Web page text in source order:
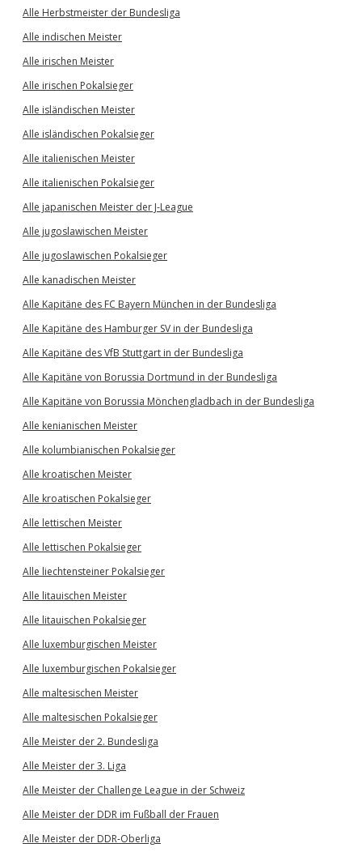
Alle Herbstmeister der Bundesliga
Alle indischen Meister
Alle irischen Meister
Alle irischen Pokalsieger
Alle isländischen Meister
Alle isländischen Pokalsieger
Alle italienischen Meister
Alle italienischen Pokalsieger
Alle japanischen Meister der J-League
Alle jugoslawischen Meister
Alle jugoslawischen Pokalsieger
Alle kanadischen Meister
Alle Kapitäne des FC Bayern München in der Bundesliga
Alle Kapitäne des Hamburger SV in der Bundesliga
Alle Kapitäne des VfB Stuttgart in der Bundesliga
Alle Kapitäne von Borussia Dortmund in der Bundesliga
Alle Kapitäne von Borussia Mönchengladbach in der Bundesliga
Alle kenianischen Meister
Alle kolumbianischen Pokalsieger
Alle kroatischen Meister
Alle kroatischen Pokalsieger
Alle lettischen Meister
Alle lettischen Pokalsieger
Alle liechtensteiner Pokalsieger
Alle litauischen Meister
Alle litauischen Pokalsieger
Alle luxemburgischen Meister
Alle luxemburgischen Pokalsieger
Alle maltesischen Meister
Alle maltesischen Pokalsieger
Alle Meister der 2. Bundesliga
Alle Meister der 3. Liga
Alle Meister der Challenge League in der Schweiz
Alle Meister der DDR im Fußball der Frauen
Alle Meister der DDR-Oberliga